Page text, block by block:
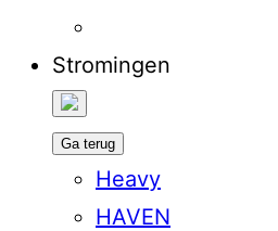
Stromingen
Ga terug
Heavy
HAVEN